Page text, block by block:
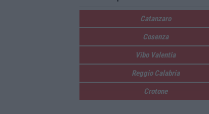
Catanzaro
Cosenza
Vibo Valentia
Reggio Calabria
Crotone